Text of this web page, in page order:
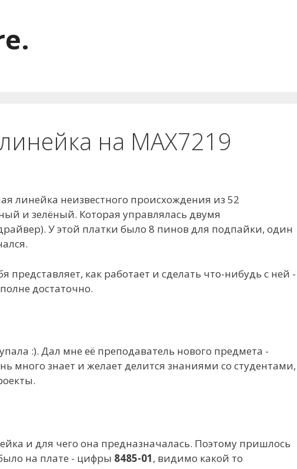
на MAX7219
линейка неизвестного происхождения из 52
и зелёный. Которая управлялась двумя
У этой платки было 8 пинов для подпайки, один
представляет, как работает и сделать что-нибудь с ней -
достаточно.
:). Дал мне её преподаватель нового предмета -
много знает и желает делится знаниями со студентами,
и для чего она предназначалась. Поэтому пришлось
на плате - цифры 8485-01, видимо какой то